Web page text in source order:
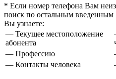
* Если номер телефона Вам
поиск по остальным
Вы узнаете:
— Текущее местоположение
абонента
— Профессию
— Контакты человека